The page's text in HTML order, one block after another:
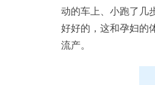
动的车上、小跑了几
好好的，这和孕妇的
流产。